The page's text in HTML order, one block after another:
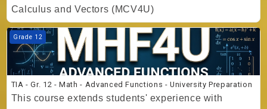
Calculus and Vectors (MCV4U)
Kurs Görseli TIA - Gr. 12 - Math - Advanced Functions - University
Grade 12
TIA - Gr. 12 - Math - Advanced Functions - University Preparation
This course extends students' experience with